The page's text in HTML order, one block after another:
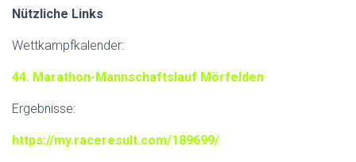
Nützliche Links
Wettkampfkalender:
44. Marathon-Mannschaftslauf Mörfelden
Ergebnisse:
https://my.raceresult.com/189699/